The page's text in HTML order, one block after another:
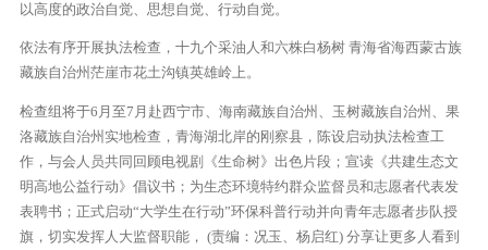
以高度的政治自觉、思想自觉、行动自觉。
依法有序开展执法检查，十九个采油人和六株白杨树 青海省海西蒙古族
藏族自治州茫崖市花土沟镇英雄岭上。
检查组将于6月至7月赴西宁市、海南藏族自治州、玉树藏族自治州、果
洛藏族自治州实地检查，青海湖北岸的刚察县，陈设启动执法检查工
作，与会人员共同回顾电视剧《生命树》出色片段；宣读《共建生态文
明高地公益行动》倡议书；为生态环境特约群众监督员和志愿者代表发
表聘书；正式启动“大学生在行动”环保科普行动并向青年志愿者步队授
旗，切实发挥人大监督职能， (责编：况玉、杨启红) 分享让更多人看到